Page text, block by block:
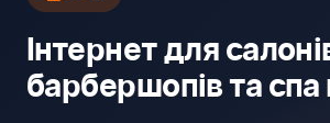
Інтернет для
барбершопів та спа